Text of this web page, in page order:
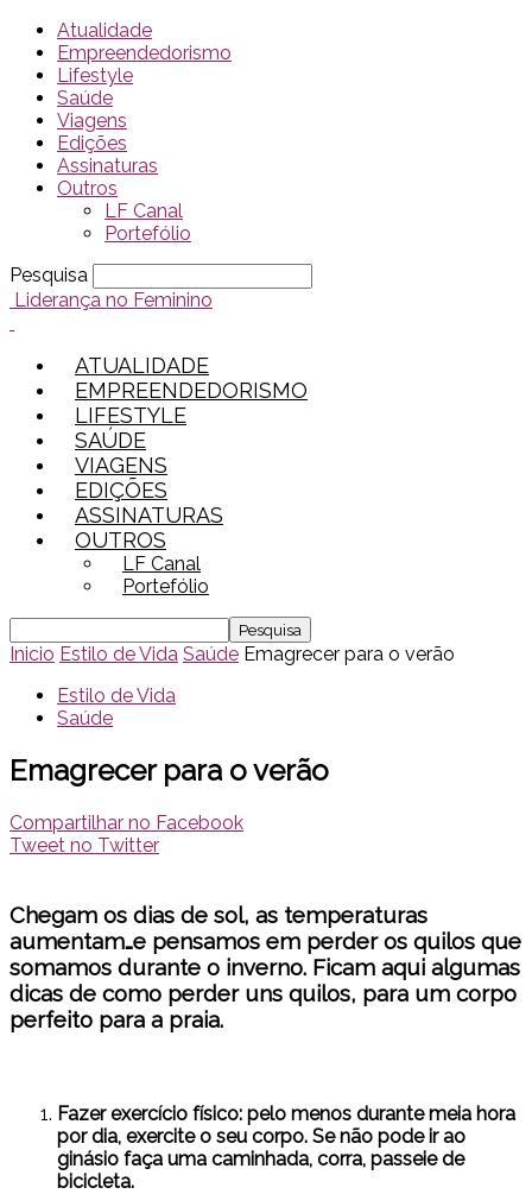
Atualidade
Empreendedorismo
Lifestyle
Saúde
Viagens
Edições
Assinaturas
Outros
LF Canal
Portefólio
Pesquisa
Liderança no Feminino
ATUALIDADE
EMPREENDEDORISMO
LIFESTYLE
SAÚDE
VIAGENS
EDIÇÕES
ASSINATURAS
OUTROS
LF Canal
Portefólio
Inicio Estilo de Vida Saúde Emagrecer para o verão
Estilo de Vida
Saúde
Emagrecer para o verão
Compartilhar no Facebook
Tweet no Twitter
Chegam os dias de sol, as temperaturas
aumentam…e pensamos em perder os quilos que
somamos durante o inverno. Ficam aqui algumas
dicas de como perder uns quilos, para um corpo
perfeito para a praia.
Fazer exercício físico: pelo menos durante meia hora
por dia, exercite o seu corpo. Se não pode ir ao
ginásio faça uma caminhada, corra, passeie de
bicicleta.